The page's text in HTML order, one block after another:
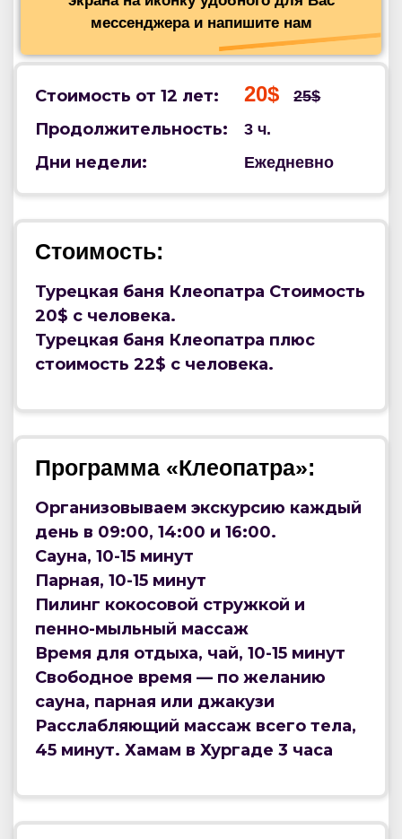
мессенджера и напишите нам
Стоимость от 12 лет: 20$ 25$
Продолжительность: 3 ч.
Дни недели: Ежедневно
Стоимость:
Турецкая баня Клеопатра Стоимость
20$ с человека.
Турецкая баня Клеопатра плюс
стоимость 22$ с человека.
Программа «Клеопатра»:
Организовываем экскурсию каждый
день в 09:00, 14:00 и 16:00.
Сауна, 10-15 минут
Парная, 10-15 минут
Пилинг кокосовой стружкой и
пенно-мыльный массаж
Время для отдыха, чай, 10-15 минут
Свободное время — по желанию
сауна, парная или джакузи
Расслабляющий массаж всего тела,
45 минут. Хамам в Хургаде 3 часа